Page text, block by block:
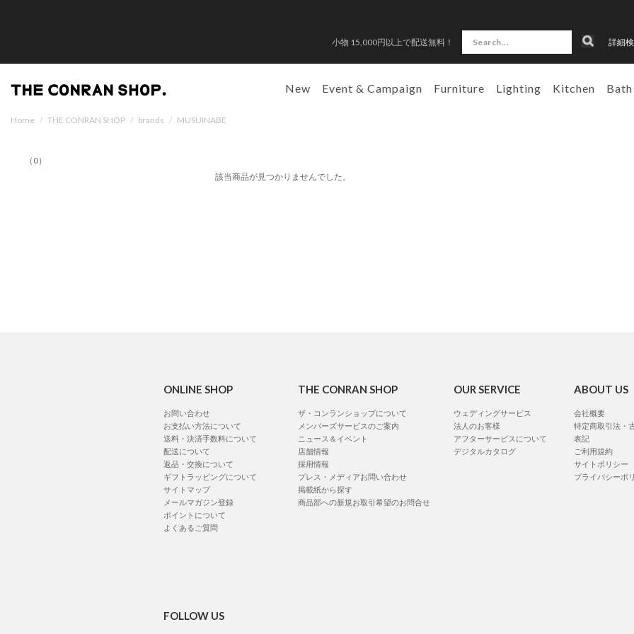
小物 15,000円以上で配送無料！ 詳細
New Event & Campaign Furniture Lighting Kitchen Bath
Home / THE CONRAN SHOP / brands / MUSUINABE
該当商品が見つかりませんでした。
（0）
ONLINE SHOP
お問い合わせ
お支払い方法について
送料・決済手数料について
配送について
返品・交換について
ギフトラッピングについて
サイトマップ
メールマガジン登録
ポイントについて
よくあるご質問
THE CONRAN SHOP
ザ・コンランショップについて
メンバーズサービスのご案内
ニュース＆イベント
店舗情報
採用情報
プレス・メディアお問い合わせ
掲載紙から探す
商品部への新規お取引希望のお問合せ
OUR SERVICE
ウェディングサービス
法人のお客様
アフターサービスについて
デジタルカタログ
ABOUT US
会社概要
特定商取引法・
表記
ご利用規約
サイトポリシー
プライバシーポ
FOLLOW US